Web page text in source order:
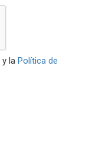
y la Política de